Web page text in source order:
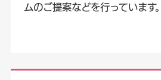
ムのご提案などを行っています。